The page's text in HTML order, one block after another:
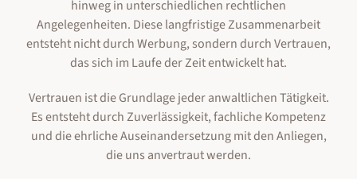
hinweg in unterschiedlichen rechtlichen
Angelegenheiten. Diese langfristige Zusammenarbeit
entsteht nicht durch Werbung, sondern durch Vertrauen,
das sich im Laufe der Zeit entwickelt hat.
Vertrauen ist die Grundlage jeder anwaltlichen Tätigkeit.
Es entsteht durch Zuverlässigkeit, fachliche Kompetenz
und die ehrliche Auseinandersetzung mit den Anliegen,
die uns anvertraut werden.